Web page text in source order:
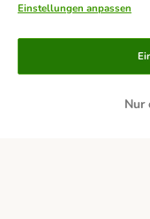
Zahlungsarten
Einstellungen anpassen
Nur